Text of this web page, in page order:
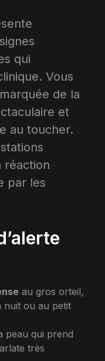
qui
Vous
de la
et
au toucher.
réaction
par les
au gros orteil,
nuit ou au petit
peau qui prend
très